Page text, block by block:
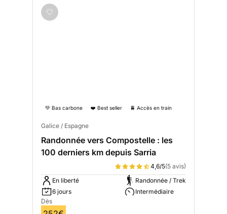
💚 Bas carbone ❤️ Best seller 🚆 Accès en train
Galice / Espagne
Randonnée vers Compostelle : les
100 derniers km depuis Sarria
4,6/5(5 avis)
En liberté
6 jours
Randonnée / Trek
Intermédiaire
Dès